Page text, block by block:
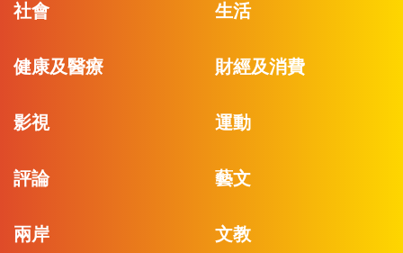
社會 生活
健康及醫療 財經及消費
影視 運動
評論 藝文
兩岸 文教